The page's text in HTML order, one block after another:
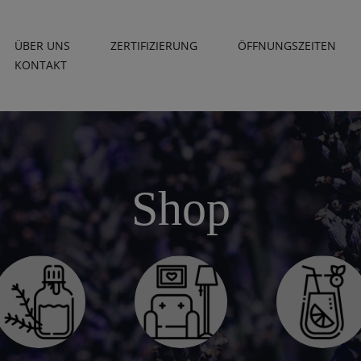
ÜBER UNS ZERTIFIZIERUNG
ÖFFNUNGSZEITEN
KONTAKT
Shop